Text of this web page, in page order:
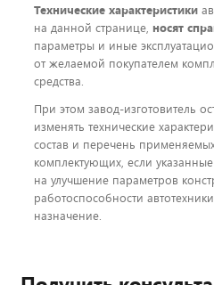
Технические характеристики
на данной странице, носят
параметры и иные
от желаемой покупателем
средства.
При этом завод-изготовитель
изменять технические
состав и перечень
комплектующих, если
на улучшение параметров
работоспособности
назначение.